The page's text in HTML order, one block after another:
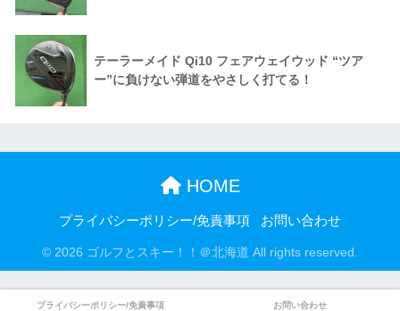
テーラーメイド Qi10 フェアウェイウッド “ツア
ー”に負けない弾道をやさしく打てる！
HOME
プライバシーポリシー/免責事項 お問い合わせ
© 2026 ゴルフとスキー！！＠北海道 All rights reserved.
プライバシーポリシー/免責事項 お問い合わせ